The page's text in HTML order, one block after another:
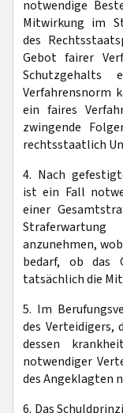
notwendige
Mitwirkung im
des
Gebot fairer
Schutzgehalts
Verfahrensnorm
ein faires
zwingende
rechtsstaatlich
4. Nach
ist ein Fall
einer
anzunehmen,
bedarf, ob das
tatsächlich die
5. Im
des Verteidigers,
dessen
notwendiger
des Angeklagten
6. Das